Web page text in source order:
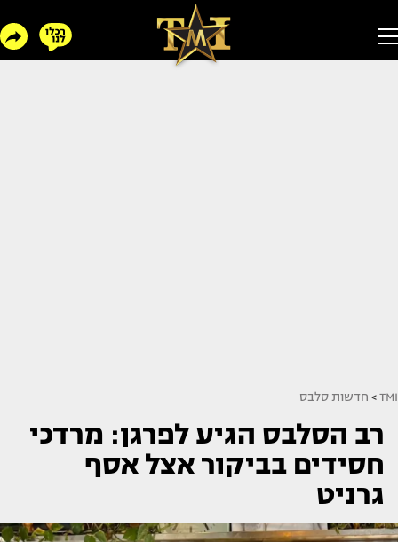
TMI
> חדשות סלבס
רב הסלבס הגיע לפרגן: מרדכי
חסידים בביקור אצל אסף
גרניט